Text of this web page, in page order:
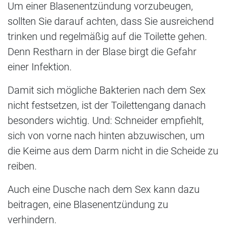
Um einer Blasenentzündung vorzubeugen,
sollten Sie darauf achten, dass Sie ausreichend
trinken und regelmäßig auf die Toilette gehen.
Denn Restharn in der Blase birgt die Gefahr
einer Infektion.
Damit sich mögliche Bakterien nach dem Sex
nicht festsetzen, ist der Toilettengang danach
besonders wichtig. Und: Schneider empfiehlt,
sich von vorne nach hinten abzuwischen, um
die Keime aus dem Darm nicht in die Scheide zu
reiben.
Auch eine Dusche nach dem Sex kann dazu
beitragen, eine Blasenentzündung zu
verhindern.